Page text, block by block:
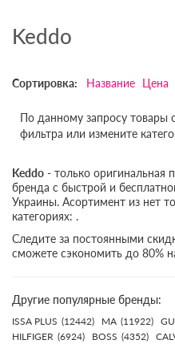
Keddo
Сортировка: Название Цена
По данному запросу товары
фильтра или измените
Keddo - только оригинальная
бренда с быстрой и
Украины. Асортимент из нет
категориях: .
Следите за постоянными
сможете сэкономить до 80%
Другие популярные бренды:
ISSA PLUS (12442) MA (11922)
HILFIGER (6924) BOSS (4352)